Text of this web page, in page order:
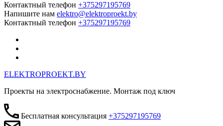
Контактный телефон +375297195769
Напишите нам elektro@elektroproekt.by
Контактный телефон +375297195769
ELEKTROPROEKT.BY
Проекты на электроснабжение. Монтаж под ключ
Бесплатная консультация +375297195769